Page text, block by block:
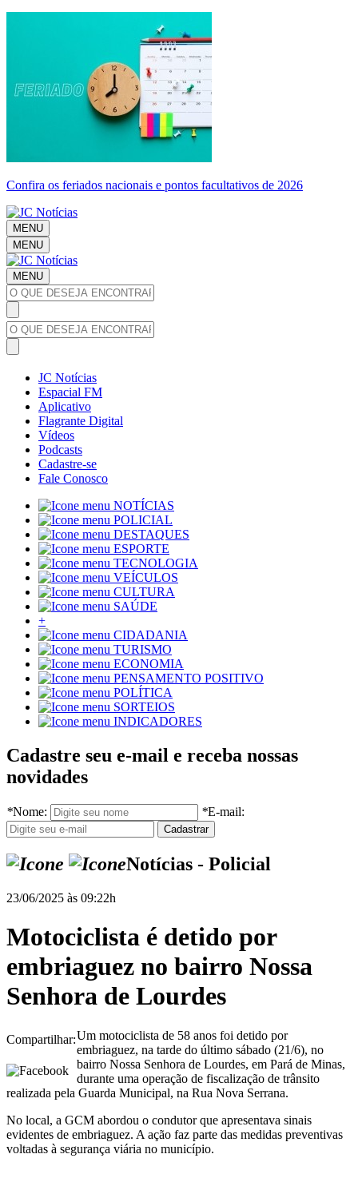
Confira os feriados nacionais e pontos facultativos de 2026
MENU
MENU
MENU
JC Notícias
Espacial FM
Aplicativo
Flagrante Digital
Vídeos
Podcasts
Cadastre-se
Fale Conosco
NOTÍCIAS
POLICIAL
DESTAQUES
ESPORTE
TECNOLOGIA
VEÍCULOS
CULTURA
SAÚDE
+
CIDADANIA
TURISMO
ECONOMIA
PENSAMENTO POSITIVO
POLÍTICA
SORTEIOS
INDICADORES
Cadastre seu e-mail e receba nossas
novidades
*Nome: *E-mail:
Notícias - Policial
23/06/2025 às 09:22h
Motociclista é detido por
embriaguez no bairro Nossa
Senhora de Lourdes
Compartilhar:Um motociclista de 58 anos foi detido por
embriaguez, na tarde do último sábado (21/6), no
bairro Nossa Senhora de Lourdes, em Pará de Minas,
durante uma operação de fiscalização de trânsito
realizada pela Guarda Municipal, na Rua Nova Serrana.
No local, a GCM abordou o condutor que apresentava sinais
evidentes de embriaguez. A ação faz parte das medidas preventivas
voltadas à segurança viária no município.